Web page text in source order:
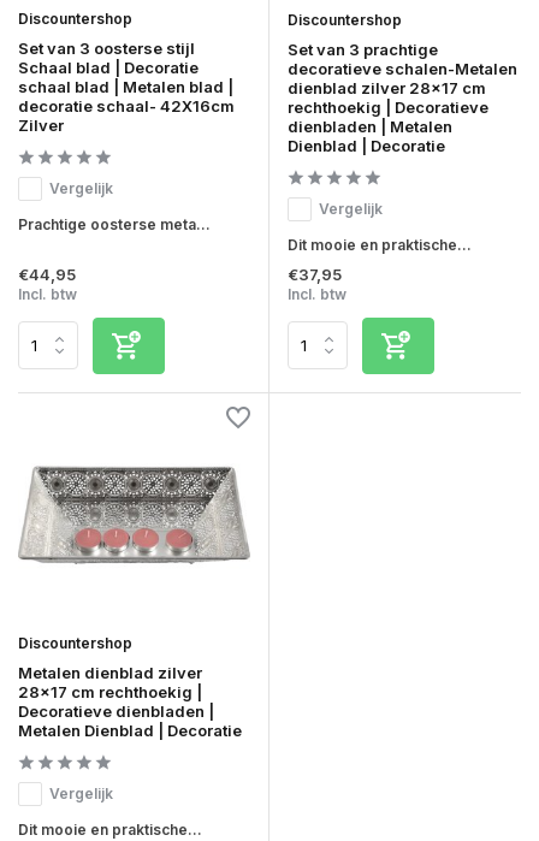
Discountershop
Set van 3 oosterse stijl
Schaal blad | Decoratie
schaal blad | Metalen blad |
decoratie schaal- 42X16cm
Zilver
Vergelijk
Prachtige oosterse meta...
€44,95
Incl. btw
Discountershop
Set van 3 prachtige
decoratieve schalen-Metalen
dienblad zilver 28x17 cm
rechthoekig | Decoratieve
dienbladen | Metalen
Dienblad | Decoratie
Vergelijk
Dit mooie en praktische...
€37,95
Incl. btw
Discountershop
Metalen dienblad zilver
28x17 cm rechthoekig |
Decoratieve dienbladen |
Metalen Dienblad | Decoratie
Vergelijk
Dit mooie en praktische...